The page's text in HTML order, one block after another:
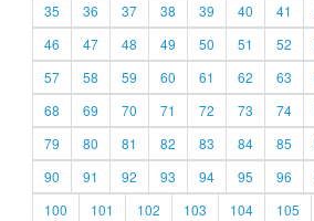
35
36 37 38 39 40 41
46
47 48 49 50 51 52
57
58 59 60 61 62 63
68
69 70 71 72 73 74
79
80 81 82 83 84 85
90
91 92 93 94 95 96
100
101 102 103 104 105